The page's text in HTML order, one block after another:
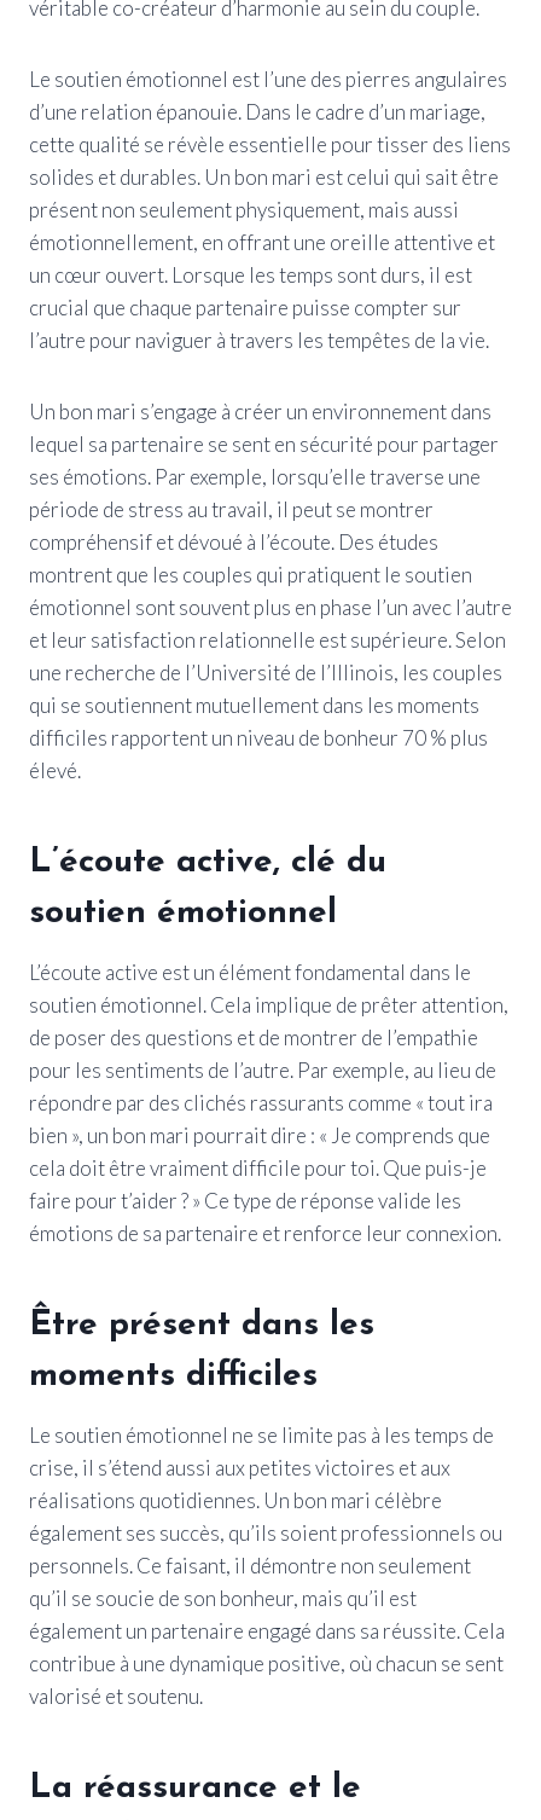
véritable co-créateur d’harmonie au sein du couple.
Le soutien émotionnel est l’une des pierres angulaires
d’une relation épanouie. Dans le cadre d’un mariage,
cette qualité se révèle essentielle pour tisser des liens
solides et durables. Un bon mari est celui qui sait être
présent non seulement physiquement, mais aussi
émotionnellement, en offrant une oreille attentive et
un cœur ouvert. Lorsque les temps sont durs, il est
crucial que chaque partenaire puisse compter sur
l’autre pour naviguer à travers les tempêtes de la vie.
Un bon mari s’engage à créer un environnement dans
lequel sa partenaire se sent en sécurité pour partager
ses émotions. Par exemple, lorsqu’elle traverse une
période de stress au travail, il peut se montrer
compréhensif et dévoué à l’écoute. Des études
montrent que les couples qui pratiquent le soutien
émotionnel sont souvent plus en phase l’un avec l’autre
et leur satisfaction relationnelle est supérieure. Selon
une recherche de l’Université de l’Illinois, les couples
qui se soutiennent mutuellement dans les moments
difficiles rapportent un niveau de bonheur 70 % plus
élevé.
L’écoute active, clé du
soutien émotionnel
L’écoute active est un élément fondamental dans le
soutien émotionnel. Cela implique de prêter attention,
de poser des questions et de montrer de l’empathie
pour les sentiments de l’autre. Par exemple, au lieu de
répondre par des clichés rassurants comme « tout ira
bien », un bon mari pourrait dire : « Je comprends que
cela doit être vraiment difficile pour toi. Que puis-je
faire pour t’aider ? » Ce type de réponse valide les
émotions de sa partenaire et renforce leur connexion.
Être présent dans les
moments difficiles
Le soutien émotionnel ne se limite pas à les temps de
crise, il s’étend aussi aux petites victoires et aux
réalisations quotidiennes. Un bon mari célèbre
également ses succès, qu’ils soient professionnels ou
personnels. Ce faisant, il démontre non seulement
qu’il se soucie de son bonheur, mais qu’il est
également un partenaire engagé dans sa réussite. Cela
contribue à une dynamique positive, où chacun se sent
valorisé et soutenu.
La réassurance et le